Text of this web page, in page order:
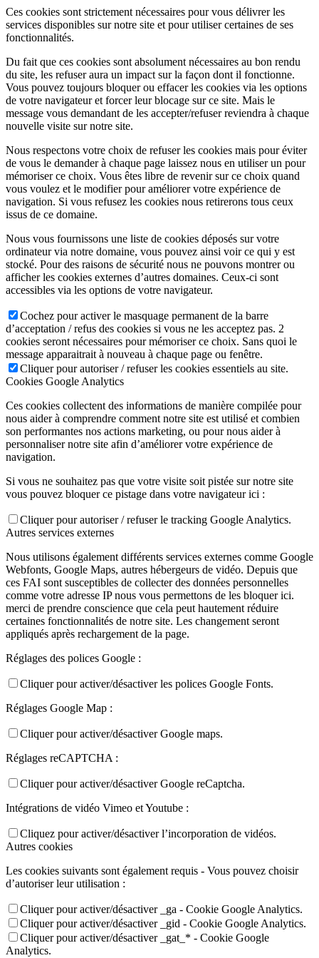
Ces cookies sont strictement nécessaires pour vous délivrer les
services disponibles sur notre site et pour utiliser certaines de ses
fonctionnalités.
Du fait que ces cookies sont absolument nécessaires au bon rendu
du site, les refuser aura un impact sur la façon dont il fonctionne.
Vous pouvez toujours bloquer ou effacer les cookies via les options
de votre navigateur et forcer leur blocage sur ce site. Mais le
message vous demandant de les accepter/refuser reviendra à chaque
nouvelle visite sur notre site.
Nous respectons votre choix de refuser les cookies mais pour éviter
de vous le demander à chaque page laissez nous en utiliser un pour
mémoriser ce choix. Vous êtes libre de revenir sur ce choix quand
vous voulez et le modifier pour améliorer votre expérience de
navigation. Si vous refusez les cookies nous retirerons tous ceux
issus de ce domaine.
Nous vous fournissons une liste de cookies déposés sur votre
ordinateur via notre domaine, vous pouvez ainsi voir ce qui y est
stocké. Pour des raisons de sécurité nous ne pouvons montrer ou
afficher les cookies externes d’autres domaines. Ceux-ci sont
accessibles via les options de votre navigateur.
Cochez pour activer le masquage permanent de la barre
d’acceptation / refus des cookies si vous ne les acceptez pas. 2
cookies seront nécessaires pour mémoriser ce choix. Sans quoi le
message apparaitrait à nouveau à chaque page ou fenêtre.
Cliquer pour autoriser / refuser les cookies essentiels au site.
Cookies Google Analytics
Ces cookies collectent des informations de manière compilée pour
nous aider à comprendre comment notre site est utilisé et combien
son performantes nos actions marketing, ou pour nous aider à
personnaliser notre site afin d’améliorer votre expérience de
navigation.
Si vous ne souhaitez pas que votre visite soit pistée sur notre site
vous pouvez bloquer ce pistage dans votre navigateur ici :
Cliquer pour autoriser / refuser le tracking Google Analytics.
Autres services externes
Nous utilisons également différents services externes comme Google
Webfonts, Google Maps, autres hébergeurs de vidéo. Depuis que
ces FAI sont susceptibles de collecter des données personnelles
comme votre adresse IP nous vous permettons de les bloquer ici.
merci de prendre conscience que cela peut hautement réduire
certaines fonctionnalités de notre site. Les changement seront
appliqués après rechargement de la page.
Réglages des polices Google :
Cliquer pour activer/désactiver les polices Google Fonts.
Réglages Google Map :
Cliquer pour activer/désactiver Google maps.
Réglages reCAPTCHA :
Cliquer pour activer/désactiver Google reCaptcha.
Intégrations de vidéo Vimeo et Youtube :
Cliquez pour activer/désactiver l’incorporation de vidéos.
Autres cookies
Les cookies suivants sont également requis - Vous pouvez choisir
d’autoriser leur utilisation :
Cliquer pour activer/désactiver _ga - Cookie Google Analytics.
Cliquer pour activer/désactiver _gid - Cookie Google Analytics.
Cliquer pour activer/désactiver _gat_* - Cookie Google
Analytics.